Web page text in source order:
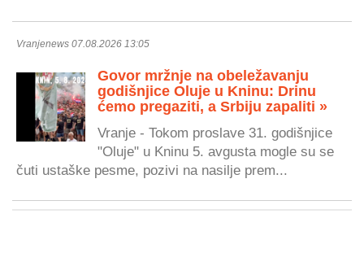
Vranjenews 07.08.2026 13:05
Govor mržnje na obeležavanju
godišnjice Oluje u Kninu: Drinu
ćemo pregaziti, a Srbiju zapaliti »
Vranje - Tokom proslave 31. godišnjice
"Oluje" u Kninu 5. avgusta mogle su se
čuti ustaške pesme, pozivi na nasilje prem...